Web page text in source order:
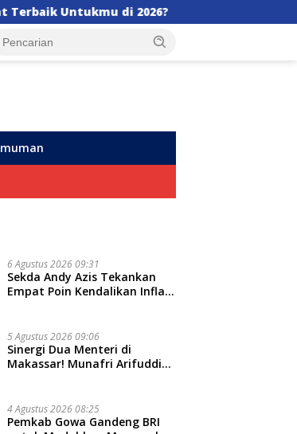
Appi di HUT Perumda Air Minum
6 Agustus 2026 09:31
Sekda Andy Azis Tekankan
Empat Poin Kendalikan Inflasi
5 Agustus 2026 09:06
Sinergi Dua Menteri di
Makassar! Munafri Arifuddin
Baru
4 Agustus 2026 08:25
Pemkab Gowa Gandeng BRI